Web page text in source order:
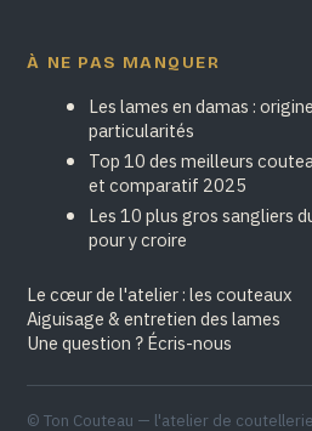
À NE PAS MANQUER
Les lames en damas :
particularités
Top 10 des meilleurs
et comparatif 2025
Les 10 plus gros sangliers
pour y croire
Le cœur de l'atelier : les couteaux
Aiguisage & entretien des lames
Une question ? Écris-nous
© Ton Couteau — l'atelier de